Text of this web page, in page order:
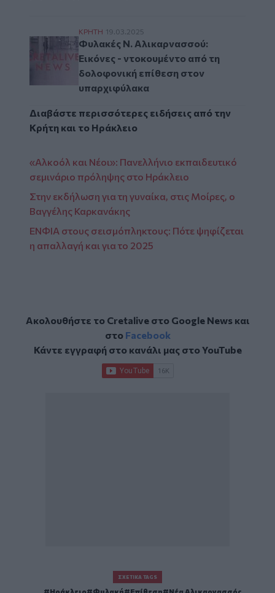
Φυλακές Ν. Αλικαρνασσού: Εικόνες -
ΚΡΗΤΗ 19.03.2025
Φυλακές Ν. Αλικαρνασσού:
Εικόνες - ντοκουμέντο από τη
δολοφονική επίθεση στον
υπαρχιφύλακα
Διαβάστε περισσότερες ειδήσεις από την
Κρήτη και το Ηράκλειο
«Αλκοόλ και Νέοι»: Πανελλήνιο εκπαιδευτικό
σεμινάριο πρόληψης στο Ηράκλειο
Στην εκδήλωση για τη γυναίκα, στις Μοίρες, ο
Bαγγέλης Καρκανάκης
ΕΝΦΙΑ στους σεισμόπληκτους: Πότε ψηφίζεται
η απαλλαγή και για το 2025
Ακολουθήστε το Cretalive στο Google Newsκαι
στο Facebook
Κάντε εγγραφή στο κανάλι μας στοYouTube
ΣΧΕΤΙΚΆ TAGS
Ηράκλειο Φυλακή Επίθεση
Νέα Αλικαρνασσός